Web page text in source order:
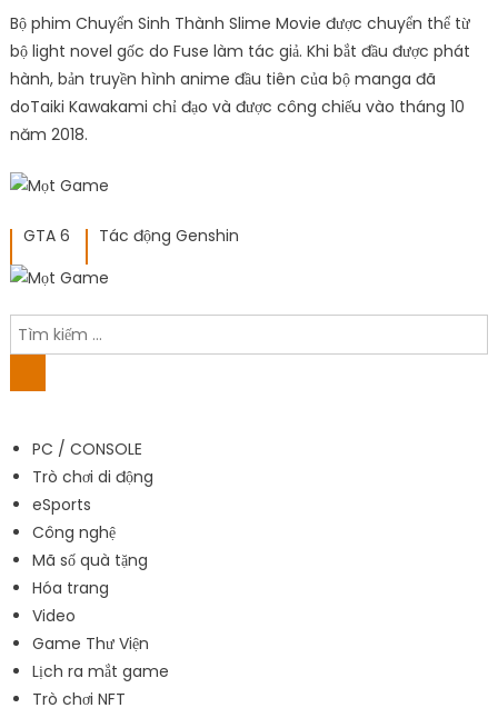
Bộ phim Chuyển Sinh Thành Slime Movie được chuyển thể từ
bộ light novel gốc do Fuse làm tác giả. Khi bắt đầu được phát
hành, bản truyền hình anime đầu tiên của bộ manga đã
doTaiki Kawakami chỉ đạo và được công chiếu vào tháng 10
năm 2018.
GTA 6 Tác động Genshin
PC / CONSOLE
Trò chơi di động
eSports
Công nghệ
Mã số quà tặng
Hóa trang
Video
Game Thư Viện
Lịch ra mắt game
Trò chơi NFT